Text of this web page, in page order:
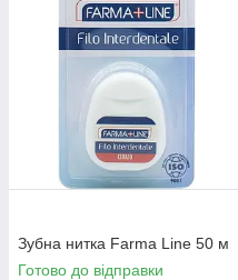
Зубна нитка Farma Line 50 м
Готово до відправки